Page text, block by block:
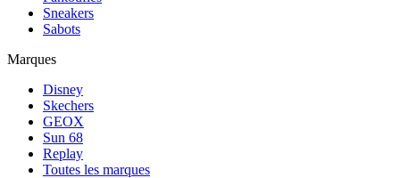
Sneakers
Sabots
Marques
Disney
Skechers
GEOX
Sun 68
Replay
Toutes les marques